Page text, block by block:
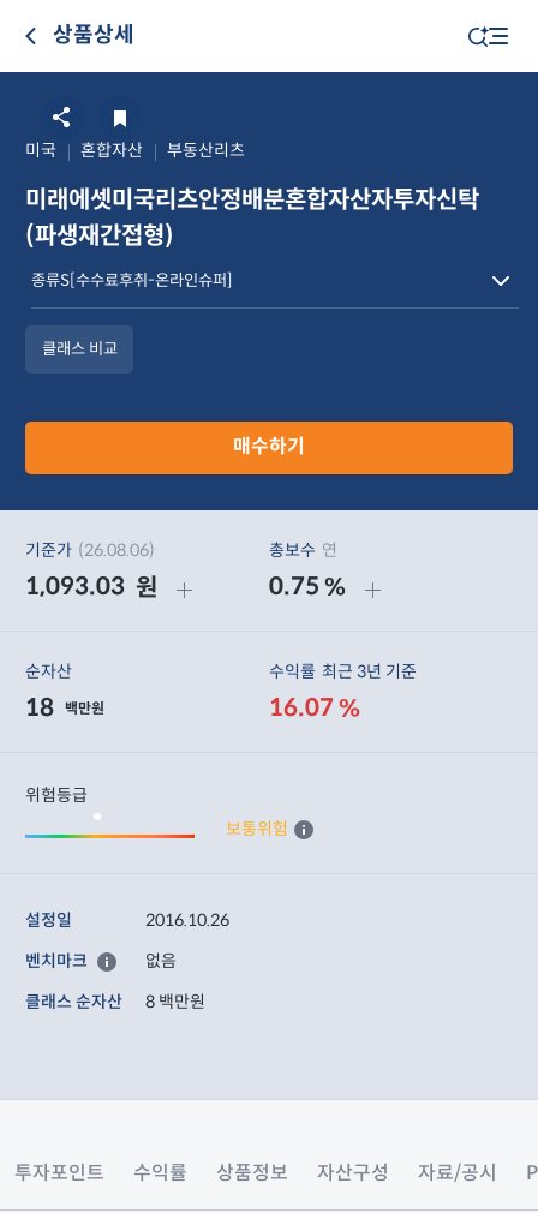
상품상세
미국 혼합자산 부동산리츠
미래에셋미국리츠안정배분혼합자산자투자신탁
(파생재간접형)
클래스 비교
매수하기
기준가 (26.08.06)
1,093.03 원
총보수 연
0.75 %
순자산
18 백만원
수익률 최근 3년 기준
16.07%
위험등급
보통위험
설정일
2016.10.26
벤치마크
없음
클래스 순자산
8 백만원
투자포인트 수익률 상품정보 자산구성 자료/공시